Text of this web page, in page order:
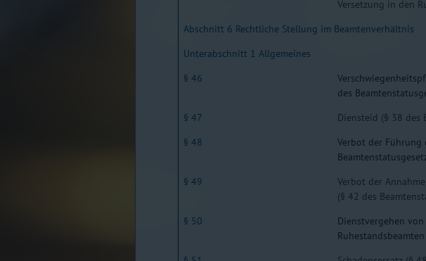
Versetzung in den
Abschnitt 6 Rechtliche Stellung im Beamtenverhältnis
Unterabschnitt 1 Allgemeines
§ 46
des
§ 47
Diensteid (§ 38 des
§ 48
Verbot der Führung
§ 49
Verbot der
(§ 42 des
§ 50
Dienstvergehen